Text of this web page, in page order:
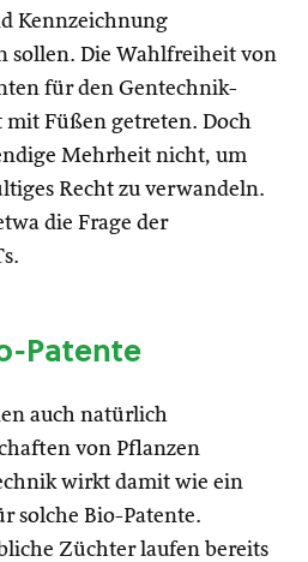
Kennzeichnung
sollen. Die Wahlfreiheit von
für den Gentechnik-
Füßen getreten. Doch
Mehrheit nicht, um
Recht zu verwandeln.
die Frage der
Patente
auch natürlich
von Pflanzen
wirkt damit wie ein
solche Bio-Patente.
Züchter laufen bereits